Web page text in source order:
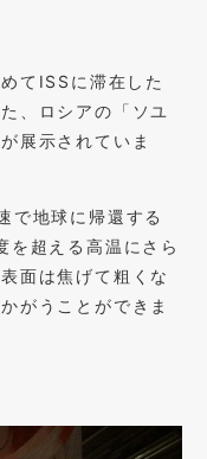
てISSに滞在した
、ロシアの「ソユ
展示されていま
で地球に帰還する
を超える高温にさら
面は焦げて粗くな
がうことができま